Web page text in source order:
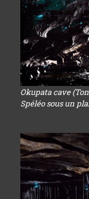
Okupata cave
Spéléo sous un